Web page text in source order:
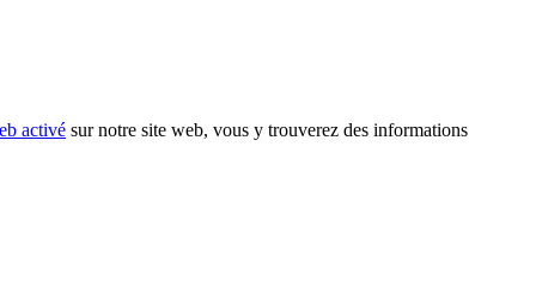
activé sur notre site web, vous y trouverez des informations